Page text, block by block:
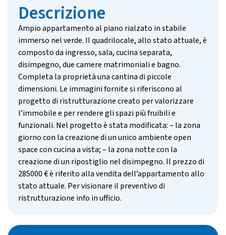
Descrizione
Ampio appartamento al piano rialzato in stabile
immerso nel verde. Il quadrilocale, allo stato attuale, è
composto da ingresso, sala, cucina separata,
disimpegno, due camere matrimoniali e bagno.
Completa la proprietà una cantina di piccole
dimensioni. Le immagini fornite si riferiscono al
progetto di ristrutturazione creato per valorizzare
l’immobile e per rendere gli spazi più fruibili e
funzionali. Nel progetto è stata modificata: – la zona
giorno con la creazione di un unico ambiente open
space con cucina a vista; – la zona notte con la
creazione di un ripostiglio nel disimpegno. Il prezzo di
285000 € è riferito alla vendita dell’appartamento allo
stato attuale. Per visionare il preventivo di
ristrutturazione info in ufficio.